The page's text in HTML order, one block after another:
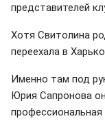
представителей
Хотя Свитолина
переехала в
Именно там под
Юрия Сапронова
профессиональная